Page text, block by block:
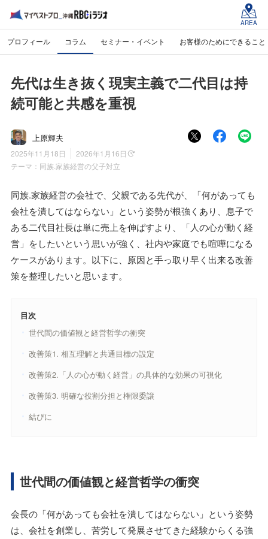
AREA
プロフィール コラム セミナー・イベント お客様のためにできること
先代は生き抜く現実主義で二代目は持
続可能と共感を重視
上原輝夫
2025年11月18日
2026年1月16日
テーマ： 同族.家族経営の父子対立
同族.家族経営の会社で、父親である先代が、「何があっても
会社を潰してはならない」という姿勢が根強くあり、息子で
ある二代目社長は単に売上を伸ばすより、「人の心が動く経
営」をしたいという思いが強く、社内や家庭でも喧嘩になる
ケースがあります。以下に、原因と手っ取り早く出来る改善
策を整理したいと思います。
目次
世代間の価値観と経営哲学の衝突
改善策1. 相互理解と共通目標の設定
改善策2.「人の心が動く経営」の具体的な効果の可視化
改善策3. 明確な役割分担と権限委譲
結びに
世代間の価値観と経営哲学の衝突
会長の「何があっても会社を潰してはならない」という姿勢
は、会社を創業し、苦労して発展させてきた経験からくる強